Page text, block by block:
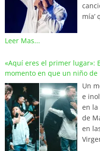
mía’
de
Esta
en
Leer Mas...
«Aquí eres el primer lugar»:
momento en que un niño de
en llanto al cantar con Iván
Un
e
en la
de
en